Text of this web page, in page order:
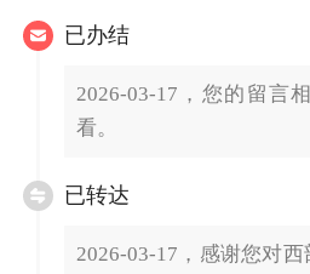
已办结
2026-03-17，您的留言
看。
已转达
2026-03-17，感谢您对